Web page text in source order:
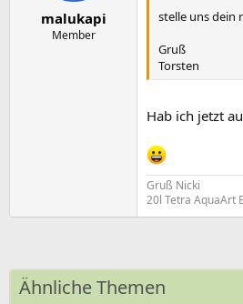
malukapi
Member
stelle uns dein
Gruß
Torsten
Hab ich jetzt
Gruß Nicki
20l Tetra AquaArt
Ähnliche Themen